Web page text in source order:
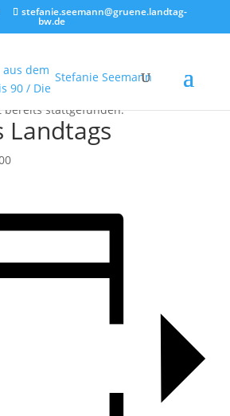
stefanie.seemann@gruene.landtag-
bw.de
Stefanie Seemann
bereits stattgefunden.
Landtags